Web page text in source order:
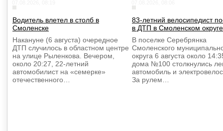
Водитель влетел в столб в
Смоленске
Накануне (6 августа) очередное
ДТП случилось в областном центре
на улице Рыленкова. Вечером,
около 20:27, 22-летний
автомобилист на «семерке»
отечественного…
83-летний велосипедист
в ДТП в Смоленском округе
В поселке Серебрянка
Смоленского
округа 6 августа около
дома №100 столкнулись
автомобиль и
За рулем…